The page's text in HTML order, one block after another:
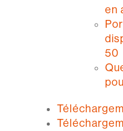
en
50